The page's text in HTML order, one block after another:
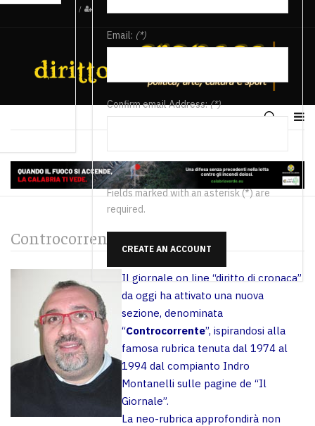
/
Email: (*)
Confirm email Address:(*)
Fields marked with an asterisk (*) are
required.
CREATE AN ACCOUNT
Controcorrente
Il giornale on line “diritto di cronaca”
da oggi ha attivato una nuova
sezione, denominata
“Controcorrente”, ispirandosi alla
famosa rubrica tenuta dal 1974 al
1994 dal compianto Indro
Montanelli sulle pagine de “Il
Giornale”.
La neo-rubrica approfondirà non